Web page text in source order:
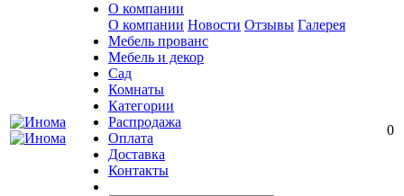
О компании
О компании Новости Отзывы Галерея
Мебель прованс
Мебель и декор
Сад
Комнаты
Категории
Распродажа
Оплата
Доставка
Контакты
0